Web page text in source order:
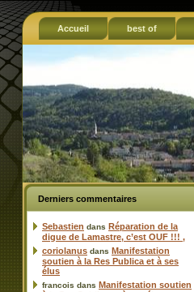
Accueil best of
Derniers commentaires
Sebastien dans Réparation de la
digue de Lamastre, c’est OUF !!! ,
coriolanus dans Manifestation
soutien à la Res Publica et à ses
élus
francois dans Manifestation soutien